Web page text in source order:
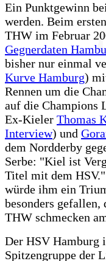
Ein Punktgewinn
werden. Beim
THW im Februar
Gegnerdaten
bisher nur einmal
Kurve Hamburg)
Rennen um die
auf die Champions
Ex-Kieler Thomas
Interview) und
dem Nordderby
Serbe: "Kiel ist
Titel mit dem
würde ihm ein
besonders gefallen,
THW schmecken
Der HSV Hamburg
Spitzengruppe der